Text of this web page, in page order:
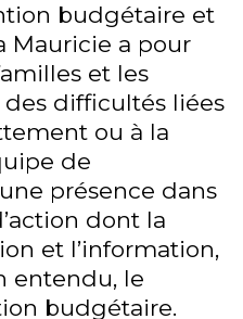
budgétaire et
Mauricie a pour
et les
difficultés liées
ou à la
de
présence dans
dont la
et l’information,
entendu, le
budgétaire.